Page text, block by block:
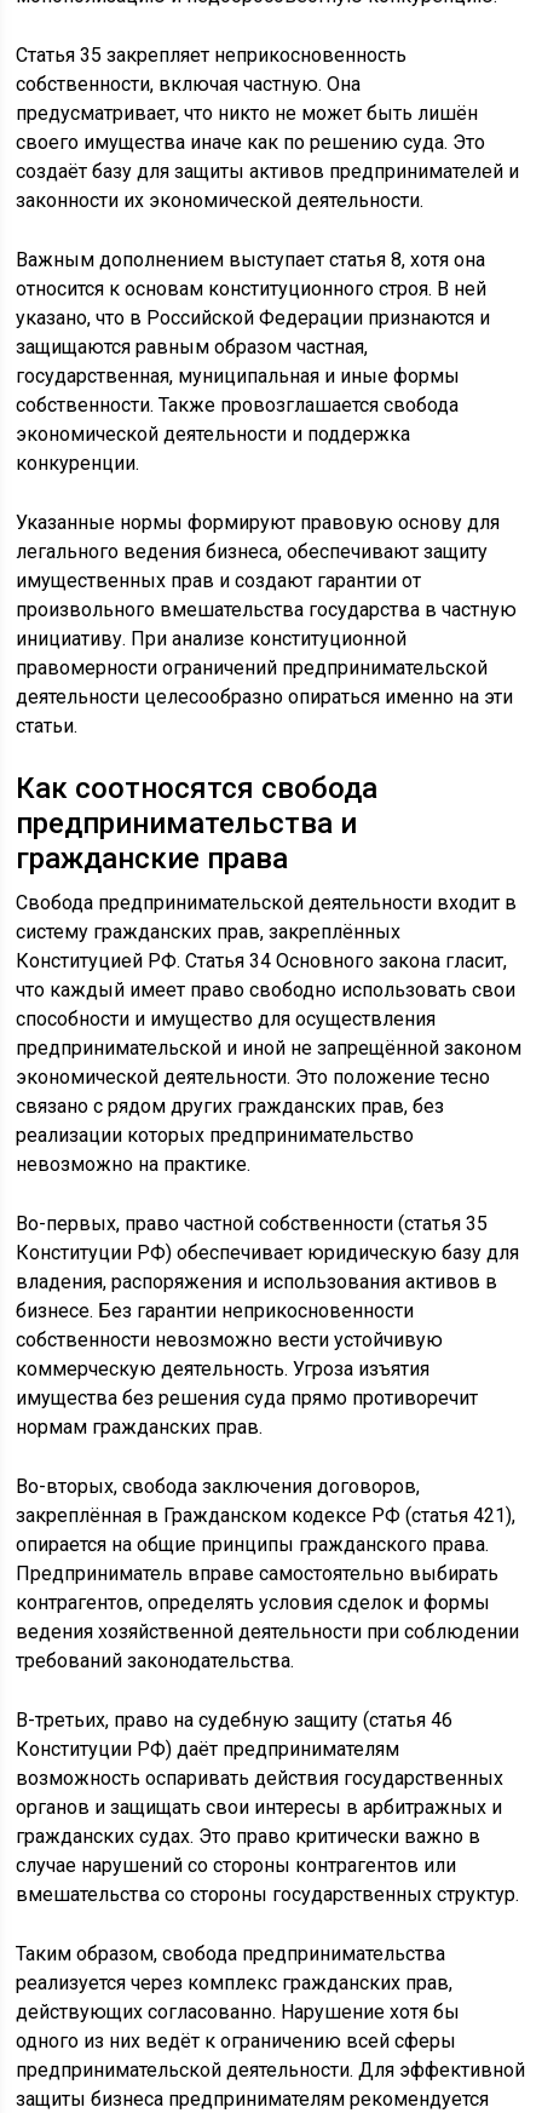
Статья 35 закрепляет неприкосновенность
собственности, включая частную. Она
предусматривает, что никто не может быть лишён
своего имущества иначе как по решению суда. Это
создаёт базу для защиты активов предпринимателей и
законности их экономической деятельности.
Важным дополнением выступает статья 8, хотя она
относится к основам конституционного строя. В ней
указано, что в Российской Федерации признаются и
защищаются равным образом частная,
государственная, муниципальная и иные формы
собственности. Также провозглашается свобода
экономической деятельности и поддержка
конкуренции.
Указанные нормы формируют правовую основу для
легального ведения бизнеса, обеспечивают защиту
имущественных прав и создают гарантии от
произвольного вмешательства государства в частную
инициативу. При анализе конституционной
правомерности ограничений предпринимательской
деятельности целесообразно опираться именно на эти
статьи.
Как соотносятся свобода
предпринимательства и
гражданские права
Свобода предпринимательской деятельности входит в
систему гражданских прав, закреплённых
Конституцией РФ. Статья 34 Основного закона гласит,
что каждый имеет право свободно использовать свои
способности и имущество для осуществления
предпринимательской и иной не запрещённой законом
экономической деятельности. Это положение тесно
связано с рядом других гражданских прав, без
реализации которых предпринимательство
невозможно на практике.
Во-первых, право частной собственности (статья 35
Конституции РФ) обеспечивает юридическую базу для
владения, распоряжения и использования активов в
бизнесе. Без гарантии неприкосновенности
собственности невозможно вести устойчивую
коммерческую деятельность. Угроза изъятия
имущества без решения суда прямо противоречит
нормам гражданских прав.
Во-вторых, свобода заключения договоров,
закреплённая в Гражданском кодексе РФ (статья 421),
опирается на общие принципы гражданского права.
Предприниматель вправе самостоятельно выбирать
контрагентов, определять условия сделок и формы
ведения хозяйственной деятельности при соблюдении
требований законодательства.
В-третьих, право на судебную защиту (статья 46
Конституции РФ) даёт предпринимателям
возможность оспаривать действия государственных
органов и защищать свои интересы в арбитражных и
гражданских судах. Это право критически важно в
случае нарушений со стороны контрагентов или
вмешательства со стороны государственных структур.
Таким образом, свобода предпринимательства
реализуется через комплекс гражданских прав,
действующих согласованно. Нарушение хотя бы
одного из них ведёт к ограничению всей сферы
предпринимательской деятельности. Для эффективной
защиты бизнеса предпринимателям рекомендуется